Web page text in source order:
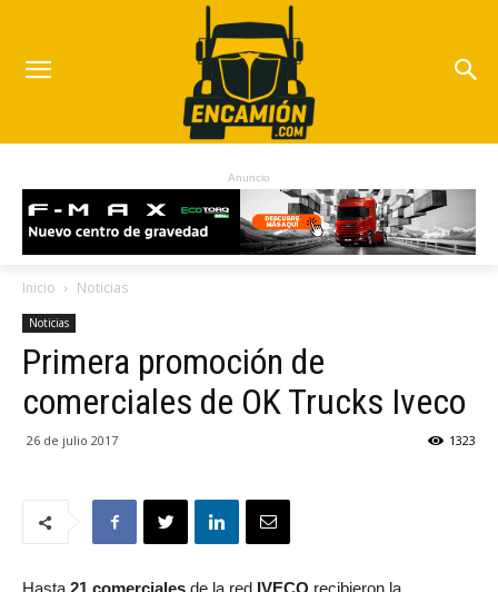
Anuncio
Inicio Noticias
Noticias
Primera promoción de
comerciales de OK Trucks Iveco
26 de julio 2017 1323